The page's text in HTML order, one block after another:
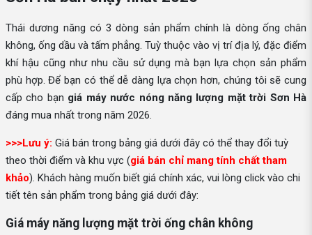
Thái dương năng có 3 dòng sản phẩm chính là dòng ống chân
không, ống dầu và tấm phẳng. Tuỳ thuộc vào vị trí địa lý, đặc điểm
khí hậu cũng như nhu cầu sử dụng mà bạn lựa chọn sản phẩm
phù hợp. Để bạn có thể dễ dàng lựa chọn hơn, chúng tôi sẽ cung
cấp cho bạn giá máy nước nóng năng lượng mặt trời Sơn Hà
đáng mua nhất trong năm 2026.
>>>Lưu ý: Giá bán trong bảng giá dưới đây có thể thay đổi tuỳ
theo thời điểm và khu vực (giá bán chỉ mang tính chất tham
khảo). Khách hàng muốn biết giá chính xác, vui lòng click vào chi
tiết tên sản phẩm trong bảng giá dưới đây:
Giá máy năng lượng mặt trời ống chân không